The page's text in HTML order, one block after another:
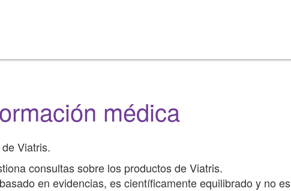
médica
Viatris.
consultas sobre los productos de Viatris.
en evidencias, es científicamente equilibrado y no es